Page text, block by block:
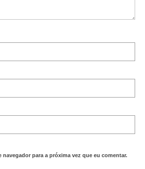
navegador para a próxima vez que eu comentar.